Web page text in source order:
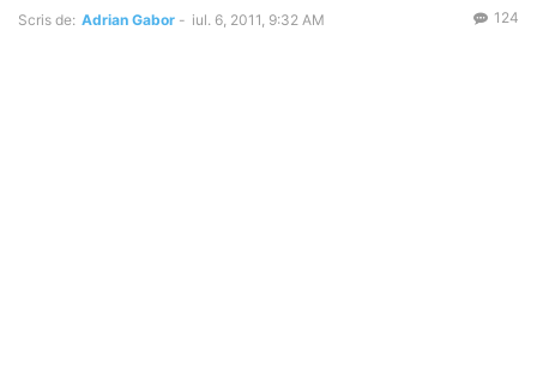
Scris de: Adrian Gabor - iul. 6, 2011, 9:32 AM 124